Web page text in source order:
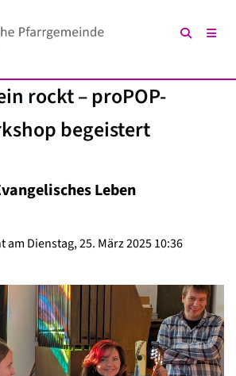
rockt – proPOP-
begeistert
Leben
Dienstag, 25. März 2025 10:36